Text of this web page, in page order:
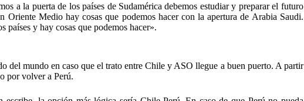
a la puerta de los países de Sudamérica debemos estudiar y preparar el futuro
Medio hay cosas que podemos hacer con la apertura de Arabia Saudi.
países y hay cosas que podemos hacer».
del mundo en caso que el trato entre Chile y ASO llegue a buen puerto. A partir
por volver a Perú.